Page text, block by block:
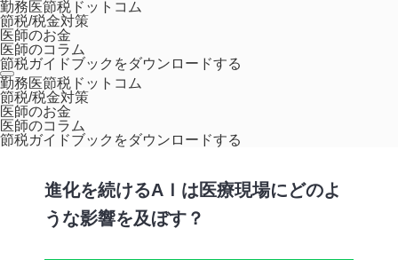
勤務医節税ドットコム
節税/税金対策
医師のお金
医師のコラム
節税ガイドブックをダウンロードする
勤務医節税ドットコム
節税/税金対策
医師のお金
医師のコラム
節税ガイドブックをダウンロードする
ホーム コラム
進化を続けるAＩは医療現場にどのような影響を及ぼ
す？
ライフスタイル
進化を続けるAＩは医療現場にどのよ
うな影響を及ぼす？